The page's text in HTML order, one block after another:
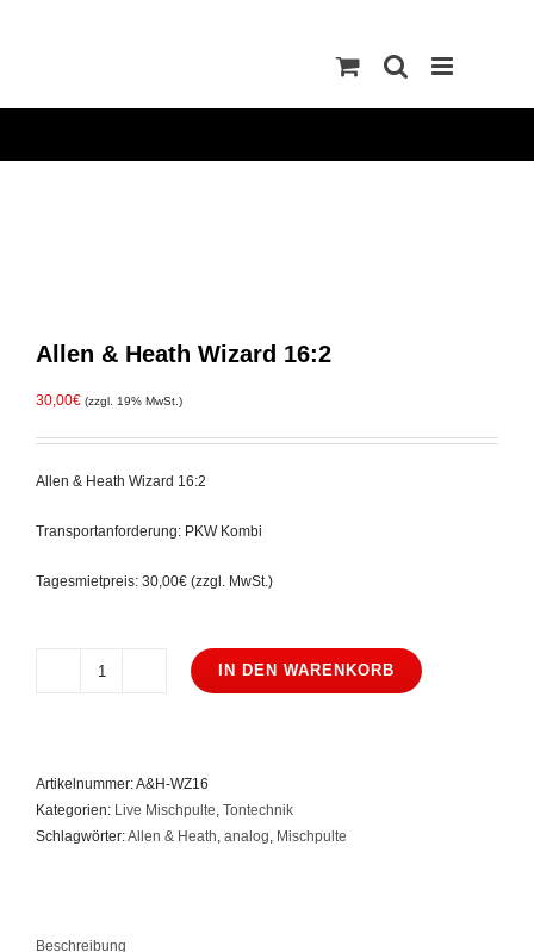
Allen & Heath Wizard 16:2
30,00€ (zzgl. 19% MwSt.)
Allen & Heath Wizard 16:2
Transportanforderung: PKW Kombi
Tagesmietpreis: 30,00€ (zzgl. MwSt.)
Allen
16:2
Menge
IN DEN WARENKORB
Artikelnummer:A&H-WZ16
Kategorien: Live Mischpulte, Tontechnik
Schlagwörter:Allen & Heath, analog, Mischpulte
Beschreibung